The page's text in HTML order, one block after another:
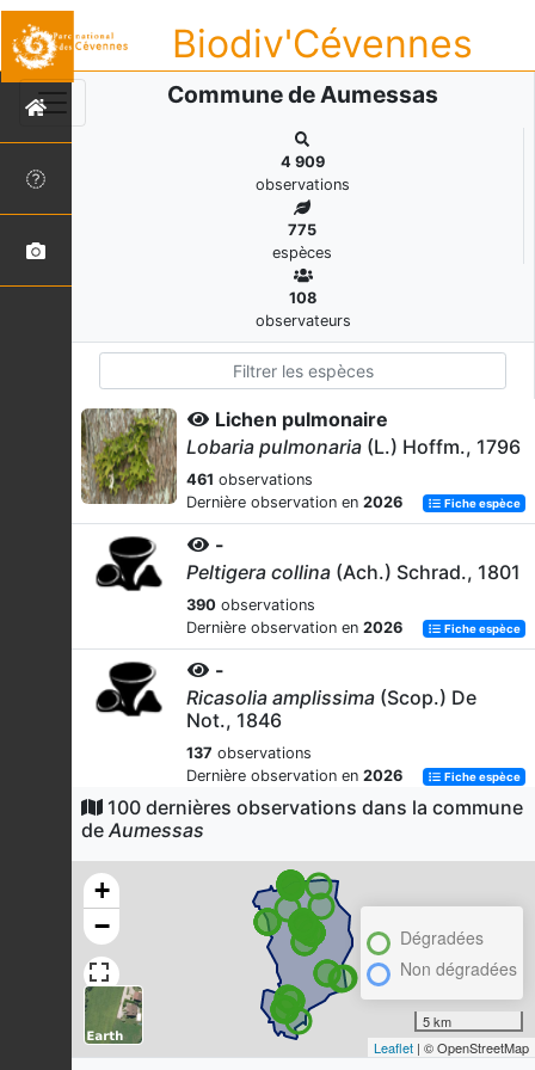
Biodiv'Cévennes
Commune de Aumessas
4 909
observations
775
espèces
108
observateurs
Lichen pulmonaire
Lobaria pulmonaria (L.) Hoffm., 1796
461 observations
Dernière observation en 2026 Fiche espèce
-
Peltigera collina (Ach.) Schrad., 1801
390 observations
Dernière observation en 2026 Fiche espèce
-
Ricasolia amplissima (Scop.) De
Not., 1846
137 observations
Dernière observation en 2026 Fiche espèce
Hêtre des forêts
Fagus sylvatica
observations
Dernière observation en
Amadouvier
Fomes fomentarius (L.) Fr., 1849
observations
Dernière observation en
Fiche espèce
100 dernières observations dans la commune
de Aumessas
+
−
Dégradées
Non dégradées
5 km
Leaflet | © OpenStreetMap